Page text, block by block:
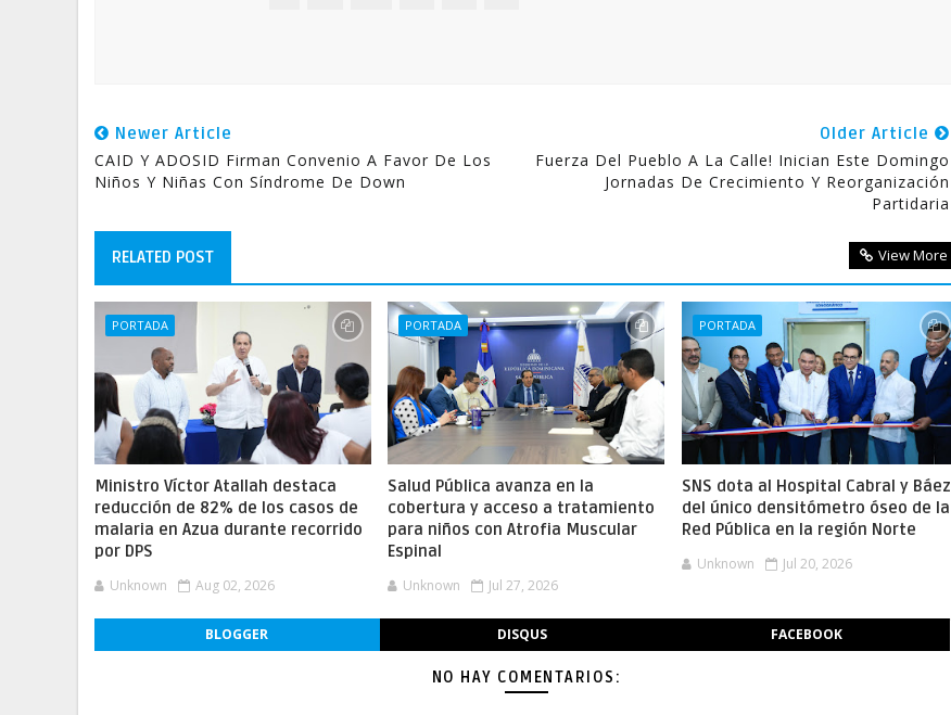
Newer Article
CAID Y ADOSID Firman Convenio A Favor De Los
Niños Y Niñas Con Síndrome De Down
Older Article
Fuerza Del Pueblo A La Calle! Inician Este Domingo
Jornadas De Crecimiento Y Reorganización
Partidaria
RELATED POST View More
PORTADA
Ministro Víctor Atallah destaca
reducción de 82% de los casos de
malaria en Azua durante recorrido
por DPS
Unknown Aug 02, 2026
PORTADA
Salud Pública avanza en la
cobertura y acceso a tratamiento
para niños con Atrofia Muscular
Espinal
Unknown Jul 27, 2026
PORTADA
SNS dota al Hospital Cabral y Báez
del único densitómetro óseo de la
Red Pública en la región Norte
Unknown Jul 20, 2026
BLOGGER DISQUS FACEBOOK
NO HAY COMENTARIOS: